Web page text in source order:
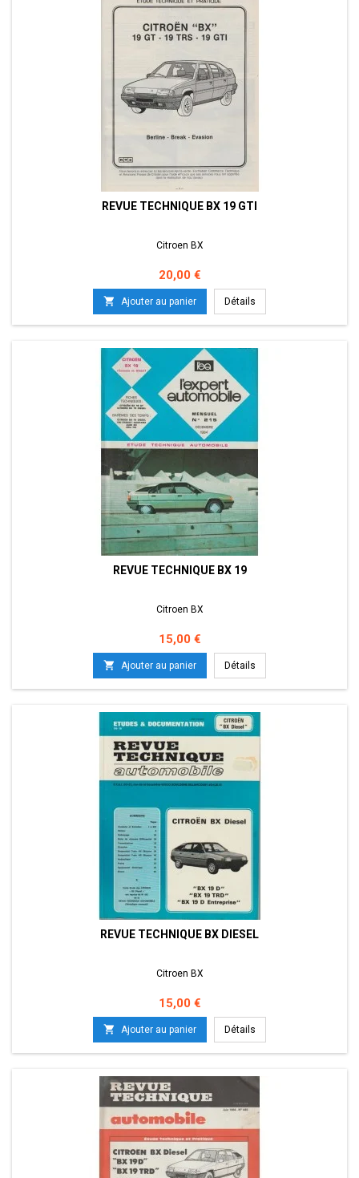
REVUE TECHNIQUE BX 19 GTI
Citroen BX
Prix
20,00 €
 Ajouter au panier Détails
REVUE TECHNIQUE BX 19
Citroen BX
Prix
15,00 €
 Ajouter au panier Détails
REVUE TECHNIQUE BX DIESEL
Citroen BX
Prix
15,00 €
 Ajouter au panier Détails